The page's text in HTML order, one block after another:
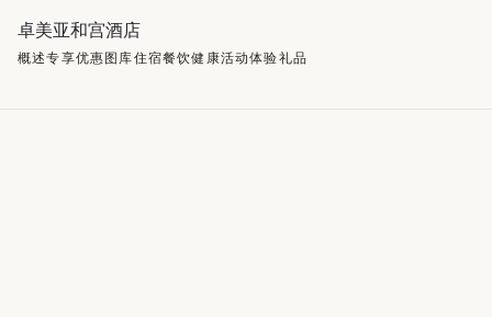
卓美亚和宫酒店
概述专享优惠图库住宿餐饮健康活动体验礼品